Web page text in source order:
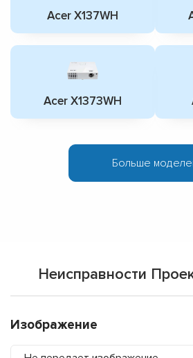
Acer X137WH
Acer X1373WH
Больше
Неисправности
Изображение